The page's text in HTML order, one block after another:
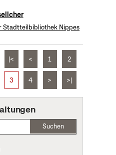
Stadtteilbibliothek Nippes
|< < 1 2
3 4 > >|
Suchen